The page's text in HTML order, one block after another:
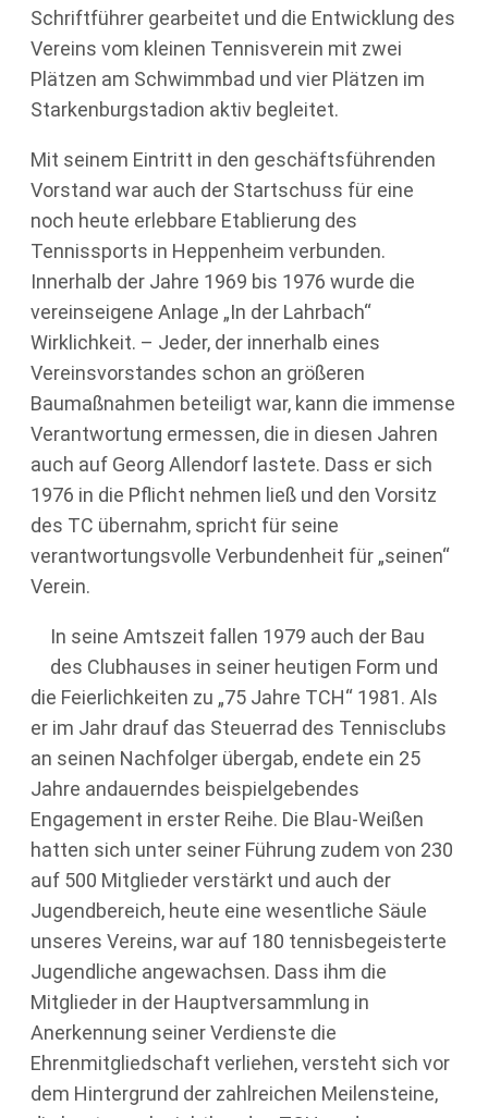
Schriftführer gearbeitet und die Entwicklung des
Vereins vom kleinen Tennisverein mit zwei
Plätzen am Schwimmbad und vier Plätzen im
Starkenburgstadion aktiv begleitet.
Mit seinem Eintritt in den geschäftsführenden
Vorstand war auch der Startschuss für eine
noch heute erlebbare Etablierung des
Tennissports in Heppenheim verbunden.
Innerhalb der Jahre 1969 bis 1976 wurde die
vereinseigene Anlage „In der Lahrbach“
Wirklichkeit. – Jeder, der innerhalb eines
Vereinsvorstandes schon an größeren
Baumaßnahmen beteiligt war, kann die immense
Verantwortung ermessen, die in diesen Jahren
auch auf Georg Allendorf lastete. Dass er sich
1976 in die Pflicht nehmen ließ und den Vorsitz
des TC übernahm, spricht für seine
verantwortungsvolle Verbundenheit für „seinen“
Verein.
In seine Amtszeit fallen 1979 auch der Bau
des Clubhauses in seiner heutigen Form und
die Feierlichkeiten zu „75 Jahre TCH“ 1981. Als
er im Jahr drauf das Steuerrad des Tennisclubs
an seinen Nachfolger übergab, endete ein 25
Jahre andauerndes beispielgebendes
Engagement in erster Reihe. Die Blau-Weißen
hatten sich unter seiner Führung zudem von 230
auf 500 Mitglieder verstärkt und auch der
Jugendbereich, heute eine wesentliche Säule
unseres Vereins, war auf 180 tennisbegeisterte
Jugendliche angewachsen. Dass ihm die
Mitglieder in der Hauptversammlung in
Anerkennung seiner Verdienste die
Ehrenmitgliedschaft verliehen, versteht sich vor
dem Hintergrund der zahlreichen Meilensteine,